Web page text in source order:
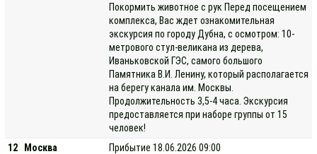
Покормить животное с рук Перед посещением
комплекса, Вас ждет ознакомительная
экскурсия по городу Дубна, с осмотром: 10-
метрового стул-великана из дерева,
Иваньковской ГЭС, самого большого
Памятника В.И. Ленину, который располагается
на берегу канала им. Москвы.
Продолжительность 3,5-4 часа. Экскурсия
предоставляется при наборе группы от 15
человек!
12
Москва Прибытие 18.06.2026 09:00